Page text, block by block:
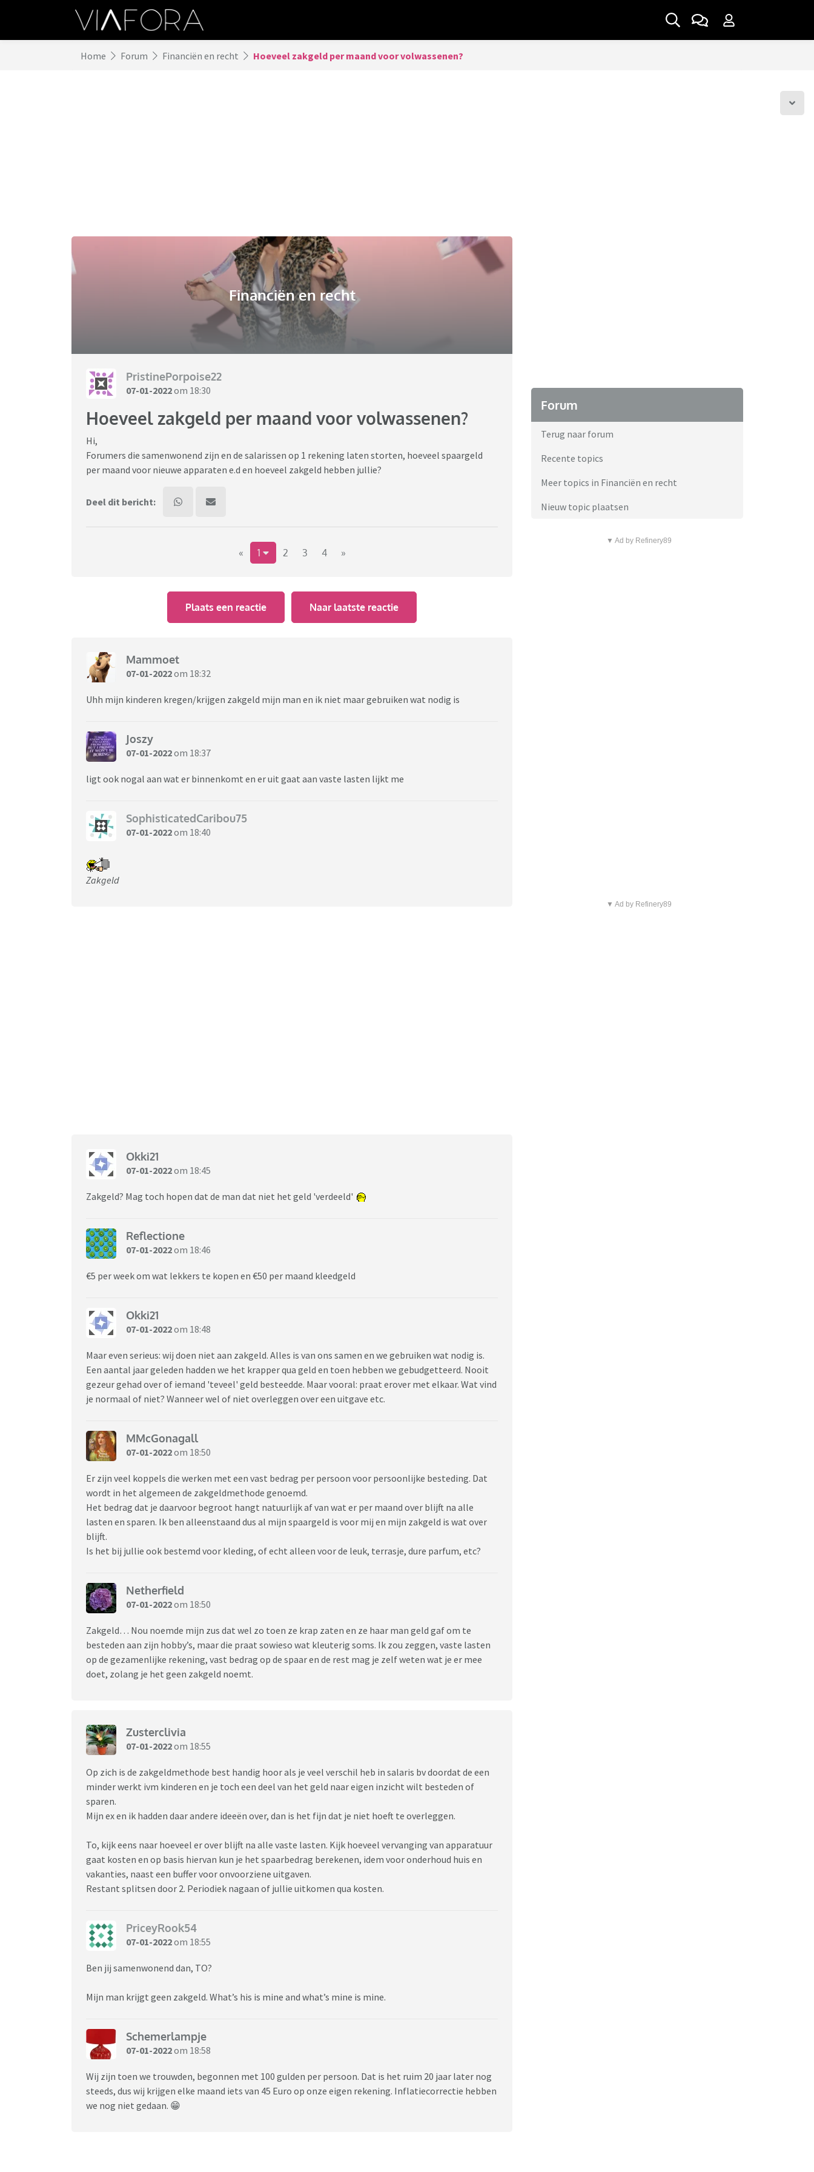
Home Forum Financiën en recht Hoeveel zakgeld per maand voor volwassenen?
Financiën en recht
PristinePorpoise22
07-01-2022om 18:30
Hoeveel zakgeld per maand voor volwassenen?
Hi,
Forumers die samenwonend zijn en de salarissen op 1 rekening laten storten, hoeveel spaargeld
per maand voor nieuwe apparaten e.d en hoeveel zakgeld hebben jullie?
Deel dit bericht:
« 1 2 3 4 »
Plaats een reactie Naar laatste reactie
Mammoet
07-01-2022om 18:32
Uhh mijn kinderen kregen/krijgen zakgeld mijn man en ik niet maar gebruiken wat nodig is
Joszy
07-01-2022om 18:37
ligt ook nogal aan wat er binnenkomt en er uit gaat aan vaste lasten lijkt me
SophisticatedCaribou75
07-01-2022om 18:40
Zakgeld
Okki21
07-01-2022om 18:45
Zakgeld? Mag toch hopen dat de man dat niet het geld 'verdeeld'
Reflectione
07-01-2022om 18:46
€5 per week om wat lekkers te kopen en €50 per maand kleedgeld
Okki21
07-01-2022om 18:48
Maar even serieus: wij doen niet aan zakgeld. Alles is van ons samen en we gebruiken wat nodig is.
Een aantal jaar geleden hadden we het krapper qua geld en toen hebben we gebudgetteerd. Nooit
gezeur gehad over of iemand 'teveel' geld besteedde. Maar vooral: praat erover met elkaar. Wat vind
je normaal of niet? Wanneer wel of niet overleggen over een uitgave etc.
MMcGonagall
07-01-2022om 18:50
Er zijn veel koppels die werken met een vast bedrag per persoon voor persoonlijke besteding. Dat
wordt in het algemeen de zakgeldmethode genoemd.
Het bedrag dat je daarvoor begroot hangt natuurlijk af van wat er per maand over blijft na alle
lasten en sparen. Ik ben alleenstaand dus al mijn spaargeld is voor mij en mijn zakgeld is wat over
blijft.
Is het bij jullie ook bestemd voor kleding, of echt alleen voor de leuk, terrasje, dure parfum, etc?
Netherfield
07-01-2022om 18:50
Zakgeld… Nou noemde mijn zus dat wel zo toen ze krap zaten en ze haar man geld gaf om te
besteden aan zijn hobby’s, maar die praat sowieso wat kleuterig soms. Ik zou zeggen, vaste lasten
op de gezamenlijke rekening, vast bedrag op de spaar en de rest mag je zelf weten wat je er mee
doet, zolang je het geen zakgeld noemt.
Zusterclivia
07-01-2022om 18:55
Op zich is de zakgeldmethode best handig hoor als je veel verschil heb in salaris bv doordat de een
minder werkt ivm kinderen en je toch een deel van het geld naar eigen inzicht wilt besteden of
sparen.
Mijn ex en ik hadden daar andere ideeën over, dan is het fijn dat je niet hoeft te overleggen.
To, kijk eens naar hoeveel er over blijft na alle vaste lasten. Kijk hoeveel vervanging van apparatuur
gaat kosten en op basis hiervan kun je het spaarbedrag berekenen, idem voor onderhoud huis en
vakanties, naast een buffer voor onvoorziene uitgaven.
Restant splitsen door 2. Periodiek nagaan of jullie uitkomen qua kosten.
PriceyRook54
07-01-2022om 18:55
Ben jij samenwonend dan, TO?
Mijn man krijgt geen zakgeld. What’s his is mine and what’s mine is mine.
Schemerlampje
07-01-2022om 18:58
Wij zijn toen we trouwden, begonnen met 100 gulden per persoon. Dat is het ruim 20 jaar later nog
steeds, dus wij krijgen elke maand iets van 45 Euro op onze eigen rekening. Inflatiecorrectie hebben
we nog niet gedaan. 😁
Forum
Terug naar forum
Recente topics
Meer topics in Financiën en recht
Nieuw topic plaatsen
▼ Ad by Refinery89
▼ Ad by Refinery89